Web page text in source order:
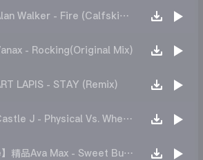
【韩风弹跳】Alan Walker - Fire (Calfskin Remix)
- Rocking(Original Mix)
LAPIS - STAY (Remix)
【韩风弹跳】Castle J - Physical Vs. Where You Are (Remix)
【韩国Bounce】精品Ava Max - Sweet But Psycho (SIXTHEMA Re-GE)